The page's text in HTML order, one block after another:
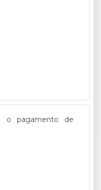
o pagamento de